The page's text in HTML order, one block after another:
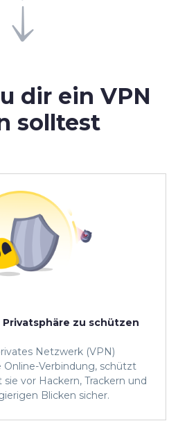
dir ein VPN
solltest
zu schützen
Netzwerk (VPN)
Online-Verbindung, schützt
vor Hackern, Trackern und
Blicken sicher.